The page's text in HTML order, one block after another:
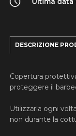
quantity
DESCRIZIONE
Copertura
proteggere il
Utilizzarla ogni
non durante la